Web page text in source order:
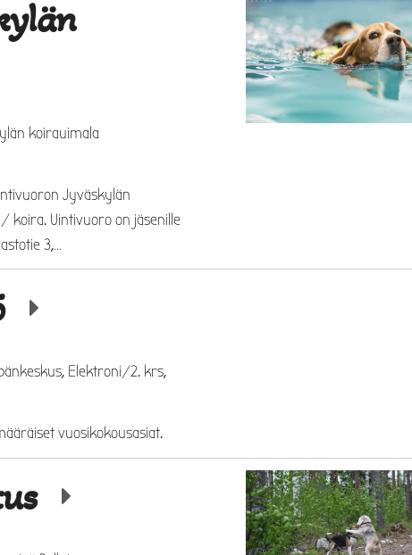
koirauimala
Jyväskylän
koira. Uintivuoro on jäsenille
3,…
Elektroni/2. krs,
vuosikokousasiat.